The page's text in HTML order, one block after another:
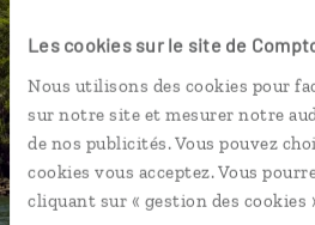
Les cookies sur le site de
Nous utilisons des cookies pour
sur notre site et mesurer notre
de nos publicités. Vous pouvez
cookies vous acceptez. Vous
cliquant sur « gestion des cookies
connectés en agence, mais
téléphone.
Vous gardez le même
pendant et après votre